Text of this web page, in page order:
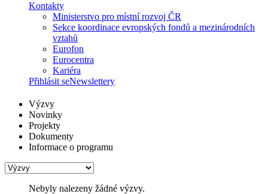
Kontakty
Ministerstvo pro místní rozvoj ČR
Sekce koordinace evropských fondů a mezinárodních
vztahů
Eurofon
Eurocentra
Kariéra
Přihlásit seNewslettery
Výzvy
Novinky
Projekty
Dokumenty
Informace o programu
Nebyly nalezeny žádné výzvy.